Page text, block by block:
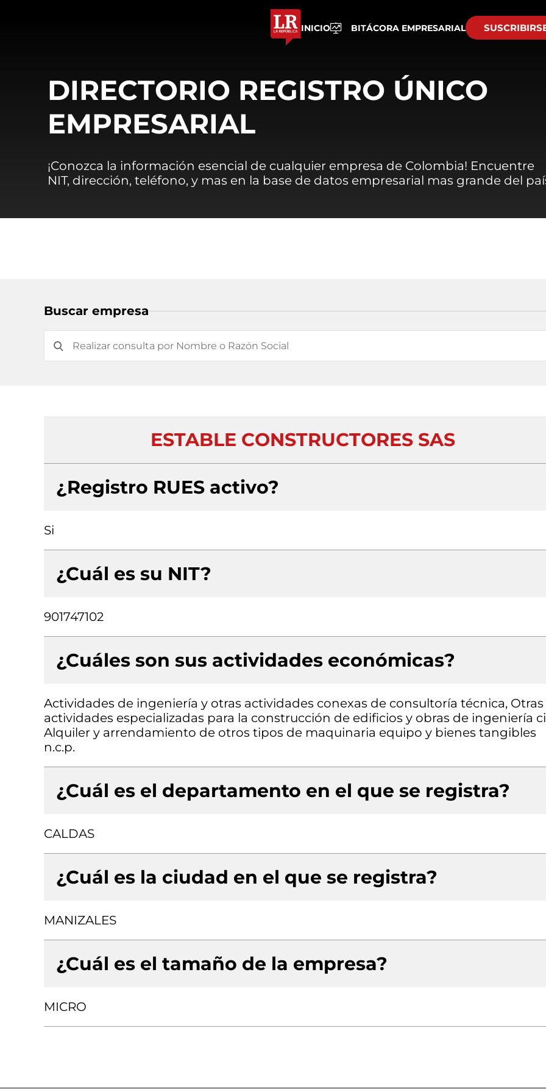
INICIO BITÁCORA EMPRESARIAL
DIRECTORIO REGISTRO ÚNICO
EMPRESARIAL
¡Conozca la información esencial de cualquier empresa de Colombia! Encuentre
NIT, dirección, teléfono, y mas en la base de datos empresarial mas grande del
Buscar empresa
ESTABLE CONSTRUCTORES SAS
¿Registro RUES activo?
Si
¿Cuál es su NIT?
901747102
¿Cuáles son sus actividades económicas?
Actividades de ingeniería y otras actividades conexas de consultoría técnica, Otras
actividades especializadas para la construcción de edificios y obras de ingeniería
Alquiler y arrendamiento de otros tipos de maquinaria equipo y bienes tangibles
n.c.p.
¿Cuál es el departamento en el que se registra?
CALDAS
¿Cuál es la ciudad en el que se registra?
MANIZALES
¿Cuál es el tamaño de la empresa?
MICRO